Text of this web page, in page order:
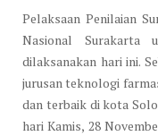
Pelaksaan Penilaian
Nasional
dilaksanakan hari ini.
jurusan teknologi
dan terbaik di kota
hari Kamis, 28